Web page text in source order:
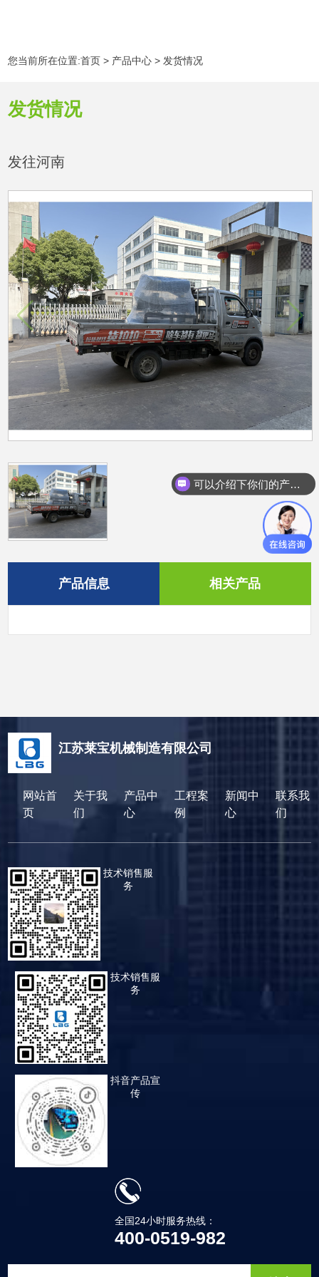
您当前所在位置:首页 > 产品中心 > 发货情况
发货情况
发往河南
产品信息 相关产品
江苏莱宝机械制造有限公司
网站首
页
关于我
们
产品中
心
工程案
例
新闻中
心
联系我
们
技术销售服
务
技术销售服
务
抖音产品宣
传
全国24小时服务热线：
400-0519-982
可以介绍下你们的产品么？